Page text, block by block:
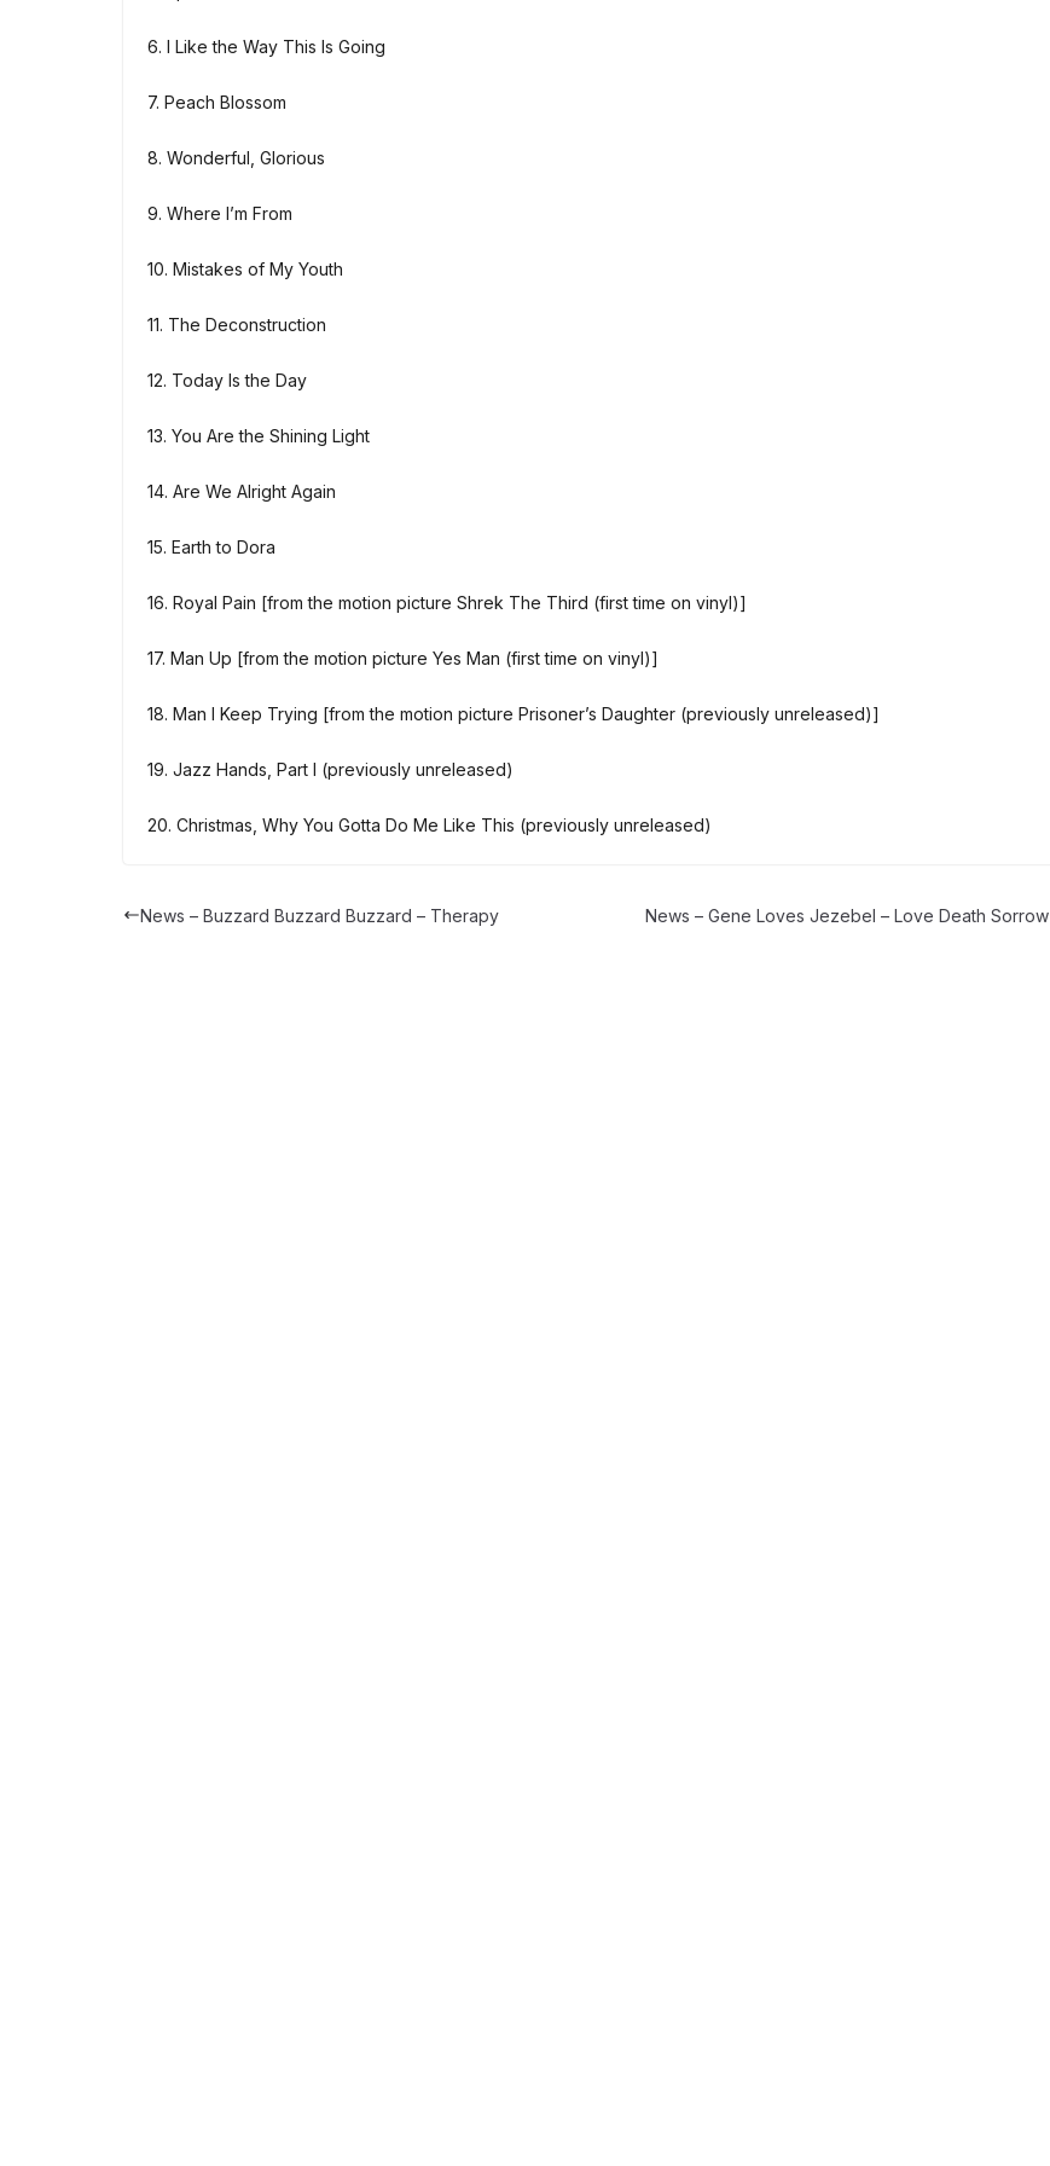
6. I Like the Way This Is Going
7. Peach Blossom
8. Wonderful, Glorious
9. Where I’m From
10. Mistakes of My Youth
11. The Deconstruction
12. Today Is the Day
13. You Are the Shining Light
14. Are We Alright Again
15. Earth to Dora
16. Royal Pain [from the motion picture Shrek The Third (first time on vinyl)]
17. Man Up [from the motion picture Yes Man (first time on vinyl)]
18. Man I Keep Trying [from the motion picture Prisoner’s Daughter (previously unreleased)]
19. Jazz Hands, Part I (previously unreleased)
20. Christmas, Why You Gotta Do Me Like This (previously unreleased)
News – Buzzard Buzzard Buzzard – Therapy News – Gene Loves Jezebel – Love Death Sorrow